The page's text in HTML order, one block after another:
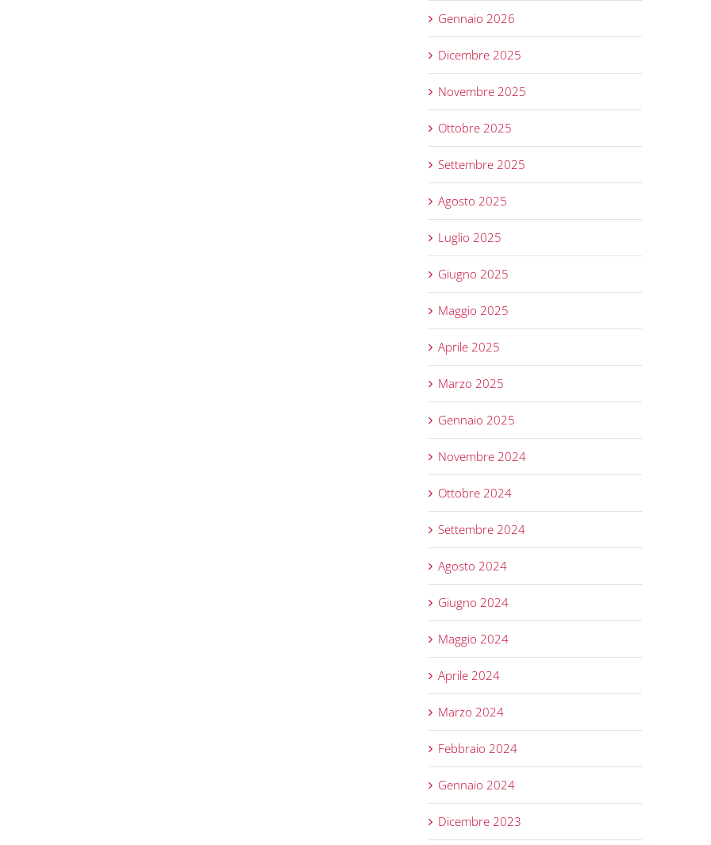
Gennaio 2026
Dicembre 2025
Novembre 2025
Ottobre 2025
Settembre 2025
Agosto 2025
Luglio 2025
Giugno 2025
Maggio 2025
Aprile 2025
Marzo 2025
Gennaio 2025
Novembre 2024
Ottobre 2024
Settembre 2024
Agosto 2024
Giugno 2024
Maggio 2024
Aprile 2024
Marzo 2024
Febbraio 2024
Gennaio 2024
Dicembre 2023